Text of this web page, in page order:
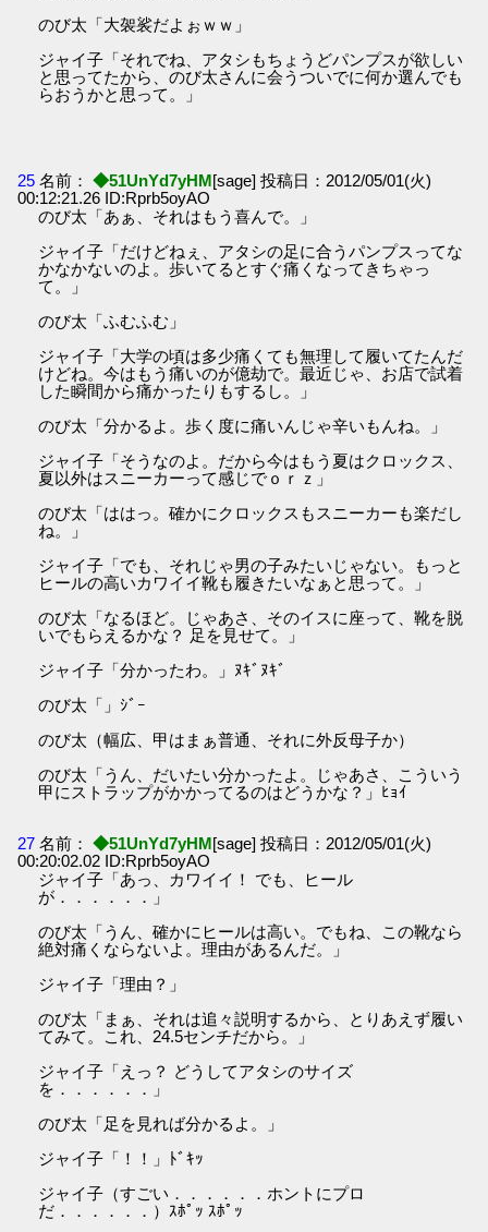
のび太「大袈裟だよぉｗｗ」
ジャイ子「それでね、アタシもちょうどパンプスが欲しい
と思ってたから、のび太さんに会うついでに何か選んでも
らおうかと思って。」
25 名前： ◆51UnYd7yHM[sage] 投稿日：2012/05/01(火)
00:12:21.26 ID:Rprb5oyAO
のび太「あぁ、それはもう喜んで。」
ジャイ子「だけどねぇ、アタシの足に合うパンプスってな
かなかないのよ。歩いてるとすぐ痛くなってきちゃっ
て。」
のび太「ふむふむ」
ジャイ子「大学の頃は多少痛くても無理して履いてたんだ
けどね。今はもう痛いのが億劫で。最近じゃ、お店で試着
した瞬間から痛かったりもするし。」
のび太「分かるよ。歩く度に痛いんじゃ辛いもんね。」
ジャイ子「そうなのよ。だから今はもう夏はクロックス、
夏以外はスニーカーって感じでｏｒｚ」
のび太「ははっ。確かにクロックスもスニーカーも楽だし
ね。」
ジャイ子「でも、それじゃ男の子みたいじゃない。もっと
ヒールの高いカワイイ靴も履きたいなぁと思って。」
のび太「なるほど。じゃあさ、そのイスに座って、靴を脱
いでもらえるかな？ 足を見せて。」
ジャイ子「分かったわ。」ﾇｷﾞﾇｷﾞ
のび太「」ｼﾞｰ
のび太（幅広、甲はまぁ普通、それに外反母子か）
のび太「うん、だいたい分かったよ。じゃあさ、こういう
甲にストラップがかかってるのはどうかな？」ﾋｮｲ
27 名前： ◆51UnYd7yHM[sage] 投稿日：2012/05/01(火)
00:20:02.02 ID:Rprb5oyAO
ジャイ子「あっ、カワイイ！ でも、ヒール
が．．．．．．」
のび太「うん、確かにヒールは高い。でもね、この靴なら
絶対痛くならないよ。理由があるんだ。」
ジャイ子「理由？」
のび太「まぁ、それは追々説明するから、とりあえず履い
てみて。これ、24.5センチだから。」
ジャイ子「えっ？ どうしてアタシのサイズ
を．．．．．．」
のび太「足を見れば分かるよ。」
ジャイ子「！！」ﾄﾞｷｯ
ジャイ子（すごい．．．．．．ホントにプロ
だ．．．．．．）ｽﾎﾟｯ ｽﾎﾟｯ